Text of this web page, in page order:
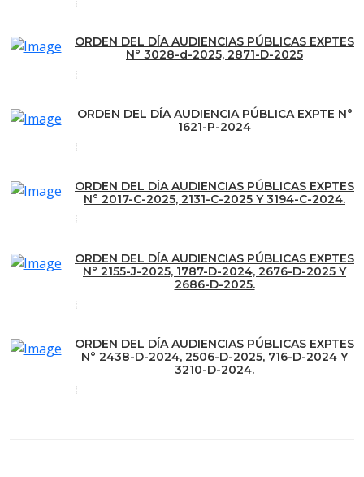
ORDEN DEL DÍA AUDIENCIAS PÚBLICAS EXPTES
N° 3028-d-2025, 2871-D-2025
ORDEN DEL DÍA AUDIENCIA PÚBLICA EXPTE N°
1621-P-2024
ORDEN DEL DÍA AUDIENCIAS PÚBLICAS EXPTES
N° 2017-C-2025, 2131-C-2025 Y 3194-C-2024.
ORDEN DEL DÍA AUDIENCIAS PÚBLICAS EXPTES
N° 2155-J-2025, 1787-D-2024, 2676-D-2025 Y
2686-D-2025.
ORDEN DEL DÍA AUDIENCIAS PÚBLICAS EXPTES
N° 2438-D-2024, 2506-D-2025, 716-D-2024 Y
3210-D-2024.